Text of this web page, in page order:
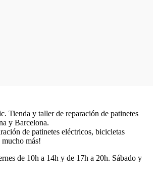
Tienda y taller de reparación de patinetes
y Barcelona.
de patinetes eléctricos, bicicletas
más!
de 10h a 14h y de 17h a 20h. Sábado y